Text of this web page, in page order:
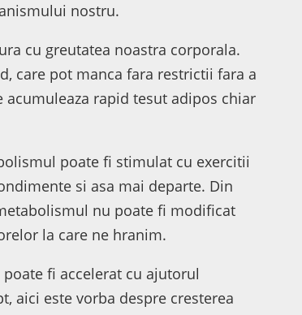
nostru.
cu greutatea noastra corporala.
care pot manca fara restrictii fara a
rapid tesut adipos chiar
poate fi stimulat cu exercitii
si asa mai departe. Din
nu poate fi modificat
la care ne hranim.
fi accelerat cu ajutorul
aici este vorba despre cresterea